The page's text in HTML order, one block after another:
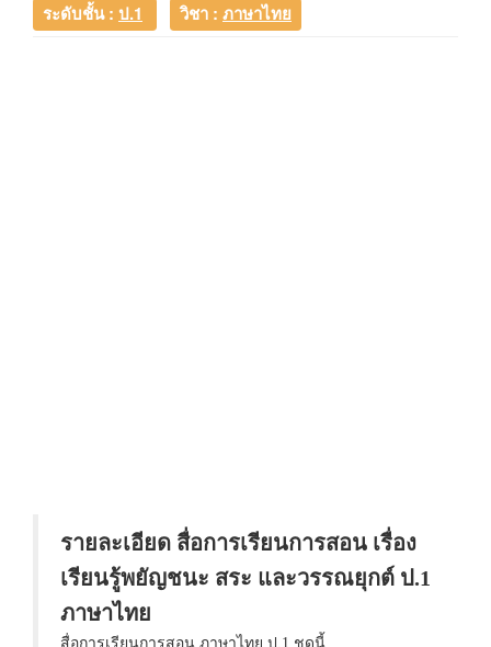
ระดับชั้น : ป.1 วิชา : ภาษาไทย
รายละเอียด สื่อการเรียนการสอน เรื่อง
เรียนรู้พยัญชนะ สระ และวรรณยุกต์ ป.1
ภาษาไทย
สื่อการเรียนการสอน ภาษาไทย ป.1 ชุดนี้